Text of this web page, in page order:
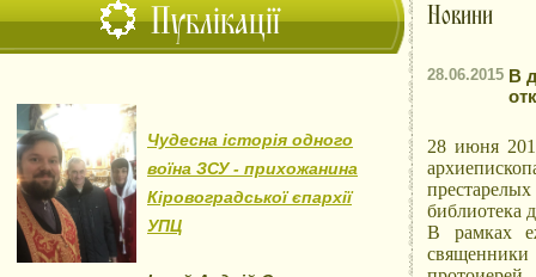
Публікації
Чудесна історія одного
воїна ЗСУ - прихожанина
Кіровоградської єпархії
УПЦ
Новини
28.06.2015 В
28 июня
библиотека
В рамках